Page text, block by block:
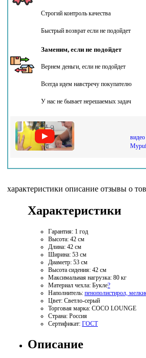
Строгий контроль качества
Быстрый возврат если не подойдет
Заменим, если не подойдет
Вернем деньги, если не подойдет
Всегда идем навстречу покупателю
У нас не бывает нерешаемых задач
характеристики описание отзывы о
Характеристики
Гарантия: 1 год
Высота: 42 см
Длина: 42 см
Ширина: 53 см
Диаметр: 53 см
Высота сидения: 42 см
Максимальная нагрузка: 80 кг
Материал чехла: Букле?
Наполнитель: пенополистирол,
Цвет: Светло-серый
Торговая марка: COCO LOUNGE
Страна: Россия
Сертификат: ГОСТ
Описание